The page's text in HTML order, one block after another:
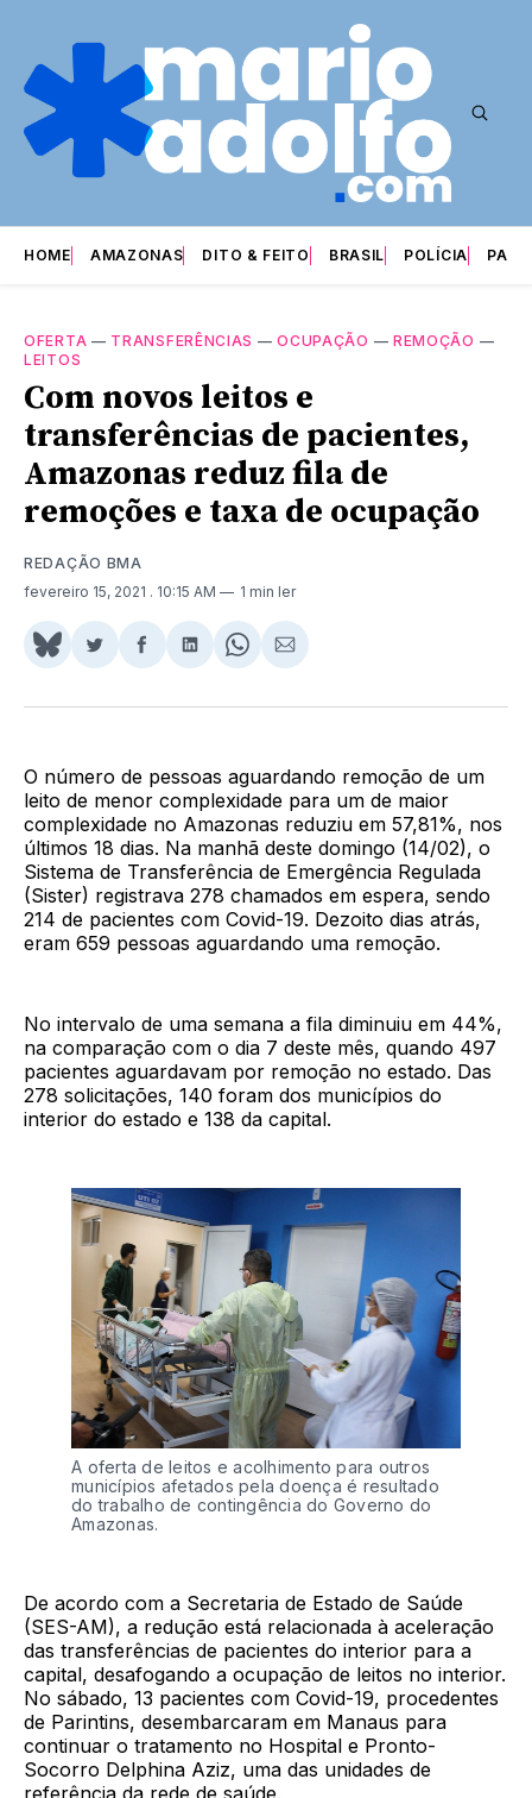
HOME AMAZONAS DITO & FEITO BRASIL POLÍCIA
OFERTA — TRANSFERÊNCIAS —OCUPAÇÃO — REMOÇÃO —
LEITOS
Com novos leitos e
transferências de pacientes,
Amazonas reduz fila de
remoções e taxa de ocupação
REDAÇÃO BMA
fevereiro 15, 2021 . 10:15 AM 1 min ler
Share
BlueSky
Compartilhar
Twitter
Compartilhar
Facebook
Compartilhar
LinkedIn
Share
WhatsApp
Compartilhar
Email
O número de pessoas aguardando remoção de um
leito de menor complexidade para um de maior
complexidade no Amazonas reduziu em 57,81%, nos
últimos 18 dias. Na manhã deste domingo (14/02), o
Sistema de Transferência de Emergência Regulada
(Sister) registrava 278 chamados em espera, sendo
214 de pacientes com Covid-19. Dezoito dias atrás,
eram 659 pessoas aguardando uma remoção.
No intervalo de uma semana a fila diminuiu em 44%,
na comparação com o dia 7 deste mês, quando 497
pacientes aguardavam por remoção no estado. Das
278 solicitações, 140 foram dos municípios do
interior do estado e 138 da capital.
A oferta de leitos e acolhimento para outros
municípios afetados pela doença é resultado
do trabalho de contingência do Governo do
Amazonas.
De acordo com a Secretaria de Estado de Saúde
(SES-AM), a redução está relacionada à aceleração
das transferências de pacientes do interior para a
capital, desafogando a ocupação de leitos no interior.
No sábado, 13 pacientes com Covid-19, procedentes
de Parintins, desembarcaram em Manaus para
continuar o tratamento no Hospital e Pronto-
Socorro Delphina Aziz, uma das unidades de
referência da rede de saúde.